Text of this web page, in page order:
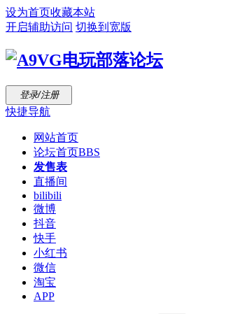
设为首页收藏本站
开启辅助访问 切换到宽版
登录/注册
快捷导航
网站首页
论坛首页BBS
发售表
直播间
bilibili
微博
抖音
快手
小红书
微信
淘宝
APP